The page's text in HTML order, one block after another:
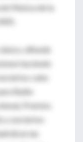
Música de la
difunde
haciendo
cabe
Radio
Premios
y conciertos
en las